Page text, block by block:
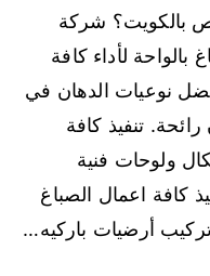
بالكويت؟ شركة
لأداء كافة
نوعيات الدهان في
رائحة. تنفيذ كافة
ولوحات فنية
كافة اعمال الصباغ
أرضيات باركيه…